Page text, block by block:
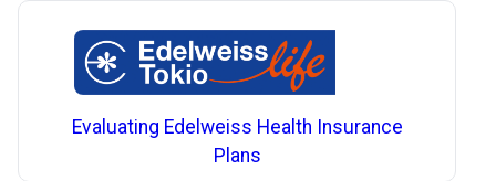
Evaluating Edelweiss Health Insurance
Plans